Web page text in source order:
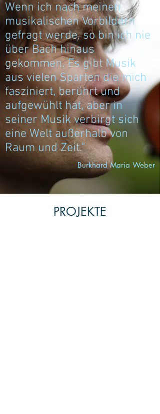
Wenn ich nach meinen
musikalischen Vorbildern
gefragt werde, so bin ich nie
über Bach hinaus
gekommen. Es gibt Musik
aus vielen Sparten die mich
fasziniert, berührt und
aufgewühlt hat, aber in
seiner Musik verbirgt sich
eine Welt außerhalb von
Raum und Zeit.“
Burkhard Maria Weber
PROJEKTE